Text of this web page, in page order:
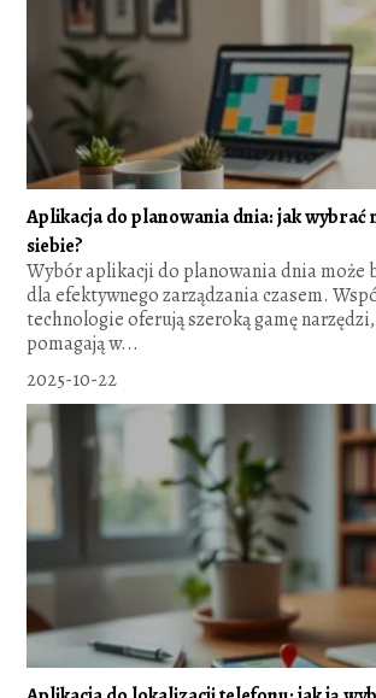
Aplikacja do planowania dnia: jak wybrać
siebie?
Wybór aplikacji do planowania dnia może
dla efektywnego zarządzania czasem.
technologie oferują szeroką gamę
pomagają w...
2025-10-22